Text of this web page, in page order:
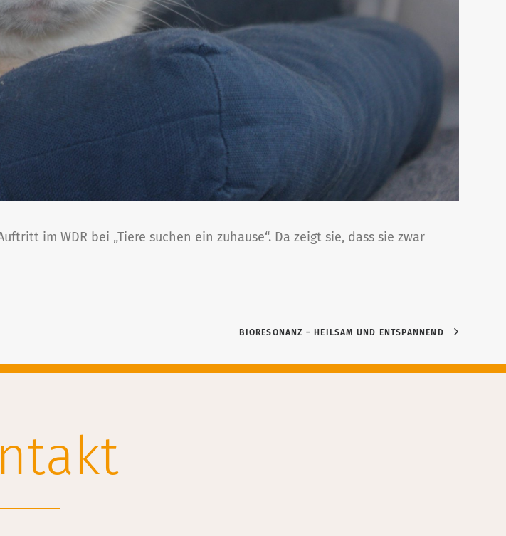
im WDR bei „Tiere suchen ein zuhause“. Da zeigt sie, dass sie zwar
BIORESONANZ – HEILSAM UND ENTSPANNEND